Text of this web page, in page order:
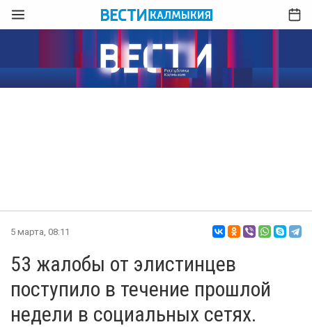
5 марта, 08:11
53 жалобы от элистинцев
поступило в течение прошлой
недели в социальных сетях.